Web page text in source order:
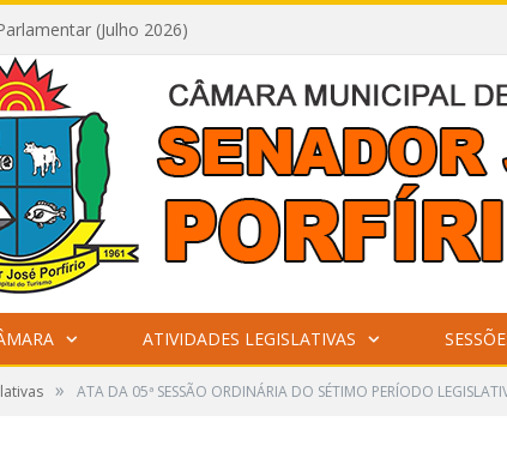
(Julho 2026)
ATIVIDADES LEGISLATIVAS
» ATA DA 05ª SESSÃO ORDINÁRIA DO SÉTIMO PERÍODO